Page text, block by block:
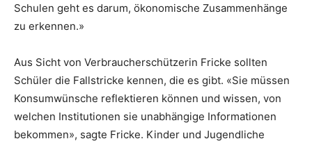
Schulen geht es darum, ökonomische Zusammenhänge
zu erkennen.»
Aus Sicht von Verbraucherschützerin Fricke sollten
Schüler die Fallstricke kennen, die es gibt. «Sie müssen
Konsumwünsche reflektieren können und wissen, von
welchen Institutionen sie unabhängige Informationen
bekommen», sagte Fricke. Kinder und Jugendliche